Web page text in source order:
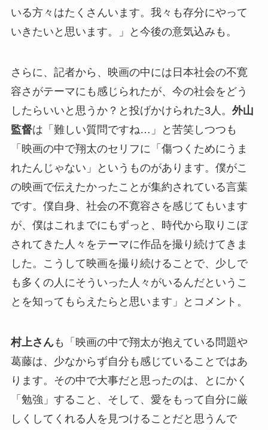
いる方々はたくさんいます。我々も存分にやって
いきたいと思います。」と今後の意気込みも。
さらに、記者から、映画の中には日本社会の不寛
容さがテーマにも感じられたが、今の社会をどう
したらいいと思うか？と投げかけられた3人。 外山
監督は「難しい質問ですね…」と苦笑しつつも
「映画の中で翔太のセリフに「傷つくためにうま
れたんじゃない」というものがあります。僕がこ
の映画で伝えたかったことが集約されている言葉
です。僕自身、社会の不寛容さを感じてもいます
が、僕はこれまでにもずっと、時代から取りこぼ
されてきた人々をテーマに作品を撮り続けてきま
した。こうして映画を撮り続けることで、少しで
も多くの人にそういった人々がいるんだというこ
とを知ってもらえたらと思います」とコメント。
村上さんも「映画の中で翔太が抱えている問題や
葛藤は、少なからず自分も感じていることではあ
ります。その中で大事だと思ったのは、とにかく
「勉強」すること、そして、愛をもって自分に厳
しくしてくれる人を見つけることだと思うんで